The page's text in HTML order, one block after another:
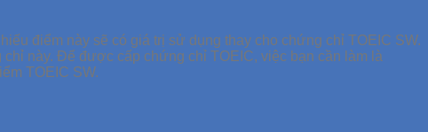
điểm này sẽ có giá trị sử dụng thay cho chứng chỉ TOEIC SW.
này. Để được cấp chứng chỉ TOEIC, việc bạn cần làm là
TOEIC SW.